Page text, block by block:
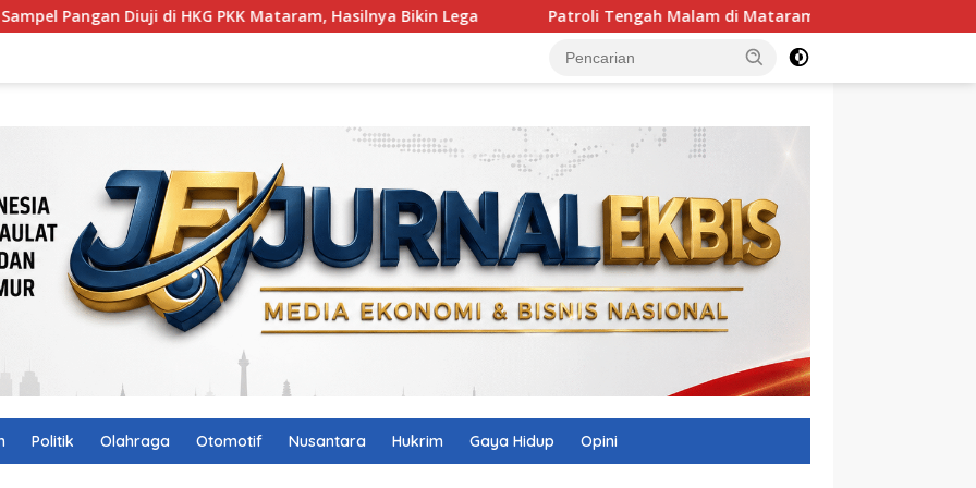
Diuji di HKG PKK Mataram, Hasilnya Bikin Lega Patroli Tengah Malam di Mataram, Tim Puma Sasar Titik Rawan
Politik Olahraga Otomotif Nusantara Hukrim Gaya Hidup Opini